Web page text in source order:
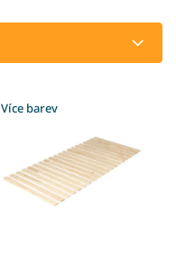
Více barev